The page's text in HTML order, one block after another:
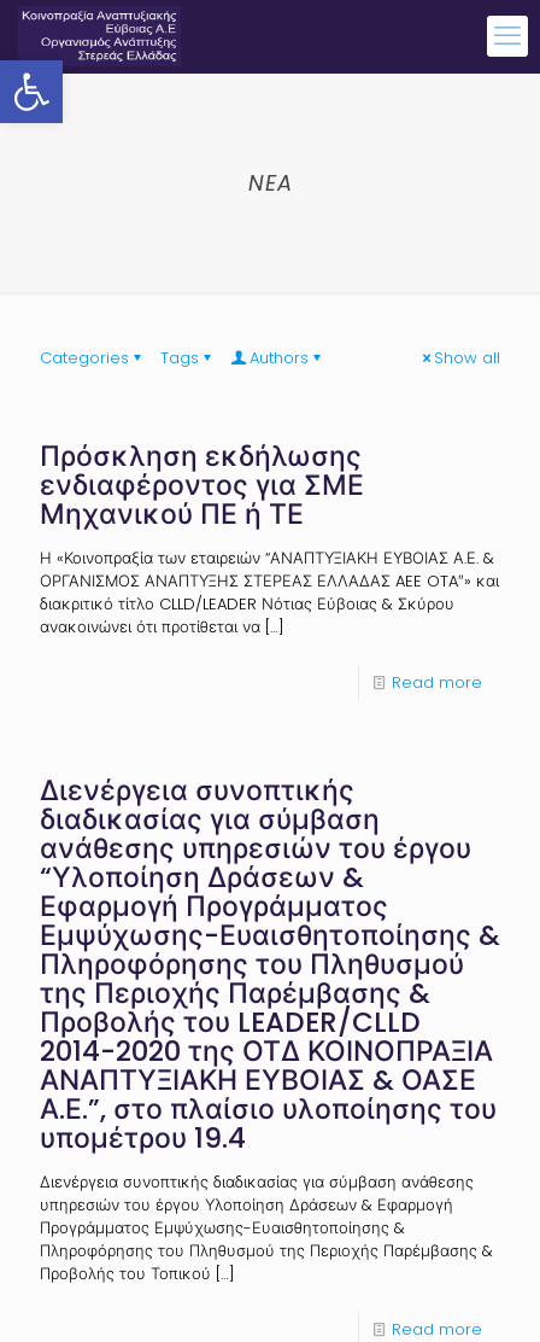
Ανοίξτε τη γραμμή εργαλείων
NEA
Categories Tags Authors Show all
Πρόσκληση εκδήλωσης
ενδιαφέροντος για ΣΜΕ
Μηχανικού ΠΕ ή ΤΕ
Η «Κοινοπραξία των εταιρειών “ΑΝΑΠΤΥΞΙΑΚΗ ΕΥΒΟΙΑΣ Α.Ε. &
ΟΡΓΑΝΙΣΜΟΣ ΑΝΑΠΤΥΞΗΣ ΣΤΕΡΕΑΣ ΕΛΛΑΔΑΣ AEE OTA″» και
διακριτικό τίτλο CLLD/LEADER Νότιας Εύβοιας & Σκύρου
ανακοινώνει ότι προτίθεται να […]
Read more
Διενέργεια συνοπτικής
διαδικασίας για σύμβαση
ανάθεσης υπηρεσιών του έργου
“Υλοποίηση Δράσεων &
Εφαρμογή Προγράμματος
Εμψύχωσης-Ευαισθητοποίησης &
Πληροφόρησης του Πληθυσμού
της Περιοχής Παρέμβασης &
Προβολής του LEADER/CLLD
2014-2020 της ΟΤΔ ΚΟΙΝΟΠΡΑΞΙΑ
ΑΝΑΠΤΥΞΙΑΚΗ ΕΥΒΟΙΑΣ & ΟΑΣΕ
Α.Ε.”, στο πλαίσιο υλοποίησης του
υπομέτρου 19.4
Διενέργεια συνοπτικής διαδικασίας για σύμβαση ανάθεσης
υπηρεσιών του έργου Υλοποίηση Δράσεων & Εφαρμογή
Προγράμματος Εμψύχωσης-Ευαισθητοποίησης &
Πληροφόρησης του Πληθυσμού της Περιοχής Παρέμβασης &
Προβολής του Τοπικού […]
Read more